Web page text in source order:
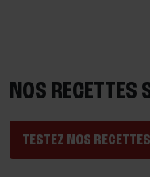
NOS RECETTES
TESTEZ NOS RECETTES